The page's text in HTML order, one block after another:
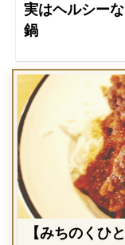
実はヘルシー
鍋
【みちのくひ